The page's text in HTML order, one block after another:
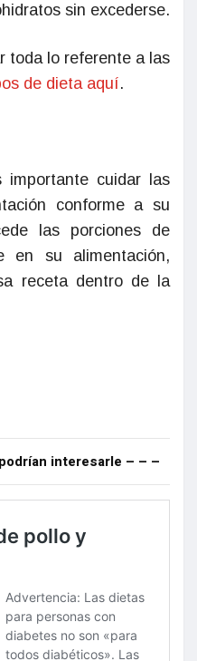
sin excederse.
toda lo referente a las
de dieta aquí.
importante cuidar las
conforme a su
las porciones de
en su alimentación,
receta dentro de la
interesarle – – –